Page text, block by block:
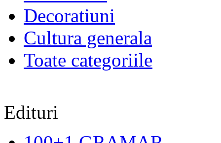
Decoratiuni
Cultura generala
Toate categoriile
Edituri